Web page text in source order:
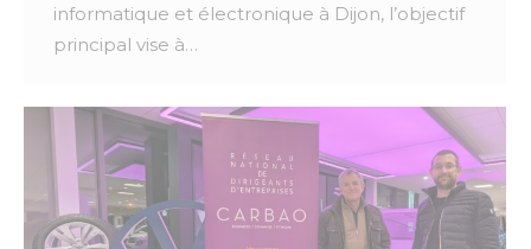
informatique et électronique à Dijon, l’objectif
principal vise à…